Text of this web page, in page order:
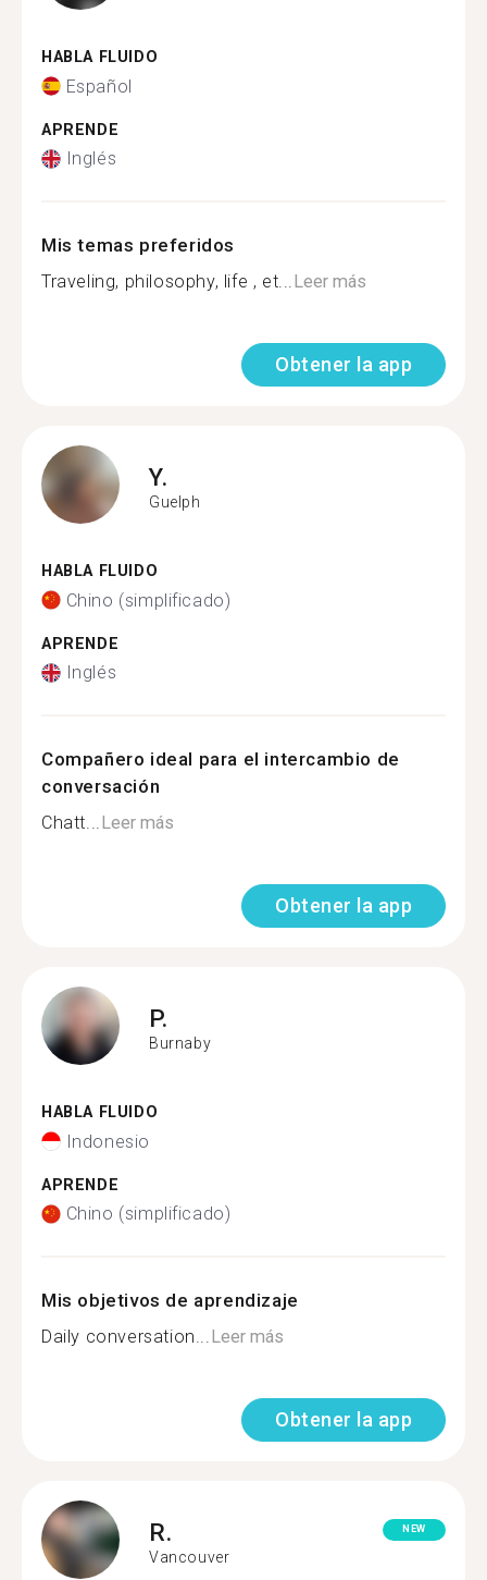
HABLA FLUIDO
Español
APRENDE
Inglés
Mis temas preferidos
Traveling, philosophy, life , et...Leer más
Obtener la app
Y.
Guelph
HABLA FLUIDO
Chino (simplificado)
APRENDE
Inglés
Compañero ideal para el intercambio de
conversación
Chatt...Leer más
Obtener la app
P.
Burnaby
HABLA FLUIDO
Indonesio
APRENDE
Chino (simplificado)
Mis objetivos de aprendizaje
Daily conversation...Leer más
Obtener la app
R.
Vancouver
NEW